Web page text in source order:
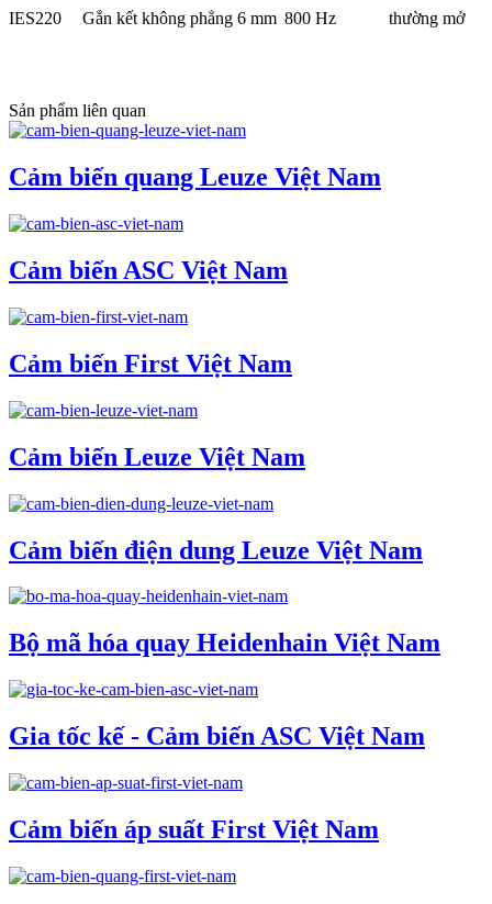
IES220 Gắn kết không phẳng 6 mm 800 Hz thường mở
Sản phẩm liên quan
Cảm biến quang Leuze Việt Nam
Cảm biến ASC Việt Nam
Cảm biến First Việt Nam
Cảm biến Leuze Việt Nam
Cảm biến điện dung Leuze Việt Nam
Bộ mã hóa quay Heidenhain Việt Nam
Gia tốc kế - Cảm biến ASC Việt Nam
Cảm biến áp suất First Việt Nam